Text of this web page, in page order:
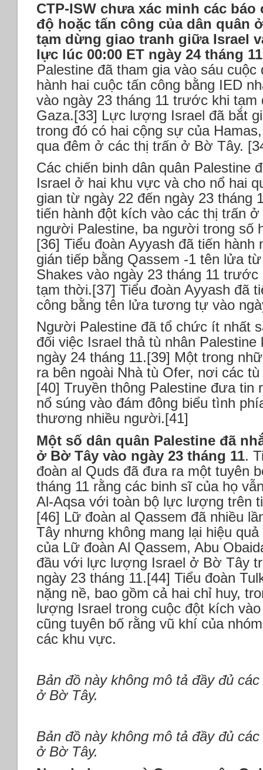
CTP-ISW chưa xác minh các
độ hoặc tấn công của dân quân
tạm dừng giao tranh giữa Israel
lực lúc 00:00 ET ngày 24 tháng
Palestine đã tham gia vào sáu
hành hai cuộc tấn công bằng IED
vào ngày 23 tháng 11 trước khi
Gaza.[33] Lực lượng Israel đã bắt
trong đó có hai cộng sự của
qua đêm ở các thị trấn ở Bờ Tây.
Các chiến binh dân quân Palestine
Israel ở hai khu vực và cho nổ hai
gian từ ngày 22 đến ngày 23 tháng
tiến hành đột kích vào các thị trấn
người Palestine, ba người trong số
[36] Tiểu đoàn Ayyash đã tiến
gián tiếp bằng Qassem -1 tên lửa
Shakes vào ngày 23 tháng 11
tạm thời.[37] Tiểu đoàn Ayyash đã
công bằng tên lửa tương tự vào
Người Palestine đã tổ chức ít nhất
đối việc Israel thả tù nhân
ngày 24 tháng 11.[39] Một trong
ra bên ngoài Nhà tù Ofer, nơi các
[40] Truyền thông Palestine đưa
nổ súng vào đám đông biểu tình
thương nhiều người.[41]
Một số dân quân Palestine đã
ở Bờ Tây vào ngày 23 tháng 11.
đoàn al Quds đã đưa ra một tuyên
tháng 11 rằng các binh sĩ của họ
Al-Aqsa với toàn bộ lực lượng trên
[46] Lữ đoàn al Qassem đã nhiều
Tây nhưng không mang lại hiệu
của Lữ đoàn Al Qassem, Abu
đầu với lực lượng Israel ở Bờ Tây
ngày 23 tháng 11.[44] Tiểu đoàn
nặng nề, bao gồm cả hai chỉ huy,
lượng Israel trong cuộc đột kích
cũng tuyên bố rằng vũ khí của
các khu vực.
Bản đồ này không mô tả đầy đủ
ở Bờ Tây.
Bản đồ này không mô tả đầy đủ
ở Bờ Tây.